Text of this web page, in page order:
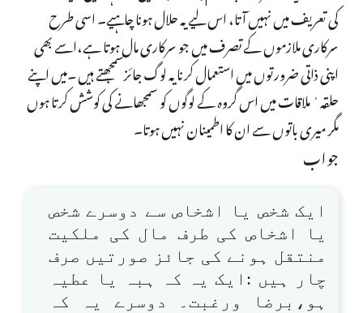
کی تعریف میں نہیں آتا، اس لیے یہ حلال ہونا چاہیے۔ اسی طرح
سرکاری ملازموں کے تصرف میں جو سرکاری مال ہوتا ہے،اسے بھی
اپنی ذاتی ضرورتوں میں استعمال کرنا یہ لوگ جائزسمجھتے ہیں ۔میں اپنے
حلقہ ٔ ملاقات میں اس گروہ کے لوگوں کو سمجھانے کی کوشش کرتا ہوں
مگر میری باتوں سے ان کا اطمینان نہیں ہوتا۔
جواب
ایک شخص یا اشخاص سے دوسرے شخص
یا اشخاص کی طرف مال کی ملکیت
منتقل ہونے کی جائز صورتیں صرف
چار ہیں :ایک یہ کہ ہبہ یا عطیہ
ہو،برضا ورغبت۔ دوسرے یہ کہ